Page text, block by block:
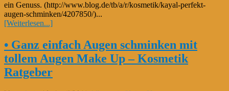
ein Genuss. (http://www.blog.de/tb/a/r/kosmetik/kayal-perfekt-
augen-schminken/4207850/)...
[Weiterlesen...]
• Ganz einfach Augen schminken mit
tollem Augen Make Up – Kosmetik
Ratgeber